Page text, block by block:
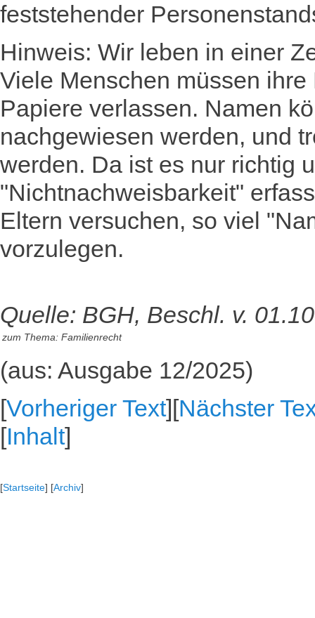
feststehender
Hinweis: Wir leben in einer
Viele Menschen müssen
Papiere verlassen. Namen
nachgewiesen werden, und
werden. Da ist es nur richtig
"Nichtnachweisbarkeit"
Eltern versuchen, so viel
vorzulegen.
Quelle: BGH, Beschl. v.
zum Thema: Familienrecht
(aus: Ausgabe 12/2025)
[Vorheriger Text][Nächster
[Inhalt]
[Startseite] [Archiv]